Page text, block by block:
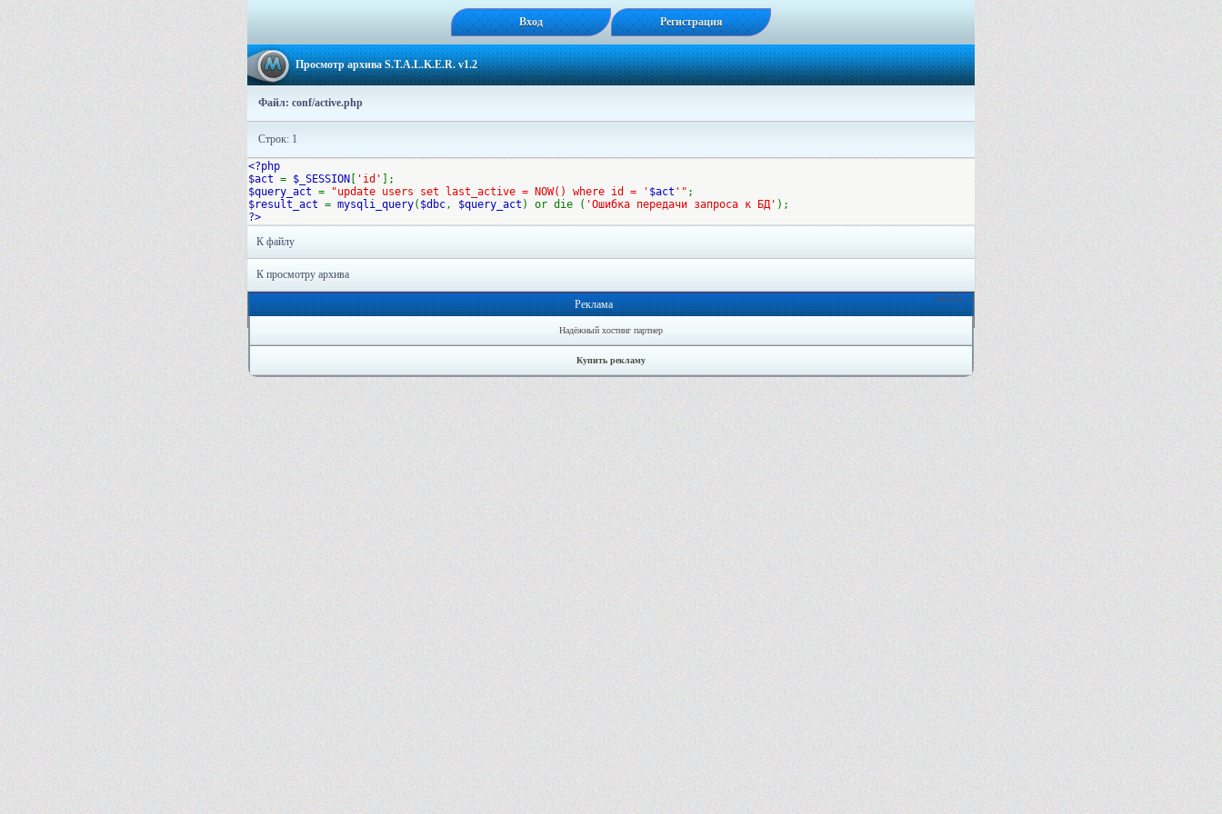
Вход Регистрация
Просмотр архива S.T.A.L.K.E.R. v1.2
Файл: conf/active.php
Строк: 1
<?php
$act = $_SESSION 'id'
];
$query_act = "update users set last_active = NOW() where id = ' $act '" ;
$result_act = mysqli_query( $dbc, $query_act ) or die ( 'Ошибка передачи запроса к БД' );
?>
К файлу
К просмотру архива
Онлайн: 3
Реклама
Надёжный хостинг партнер
Купить рекламу